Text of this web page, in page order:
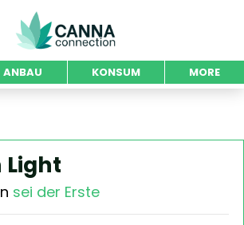
ANBAU KONSUM MORE
Light
sei der Erste